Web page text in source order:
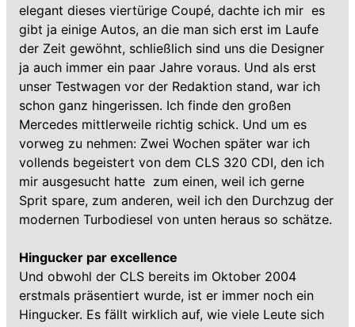
elegant dieses viertürige Coupé, dachte ich mir  es
gibt ja einige Autos, an die man sich erst im Laufe
der Zeit gewöhnt, schließlich sind uns die Designer
ja auch immer ein paar Jahre voraus. Und als erst
unser Testwagen vor der Redaktion stand, war ich
schon ganz hingerissen. Ich finde den großen
Mercedes mittlerweile richtig schick. Und um es
vorweg zu nehmen: Zwei Wochen später war ich
vollends begeistert von dem CLS 320 CDI, den ich
mir ausgesucht hatte  zum einen, weil ich gerne
Sprit spare, zum anderen, weil ich den Durchzug der
modernen Turbodiesel von unten heraus so schätze.
Hingucker par excellence
Und obwohl der CLS bereits im Oktober 2004
erstmals präsentiert wurde, ist er immer noch ein
Hingucker. Es fällt wirklich auf, wie viele Leute sich